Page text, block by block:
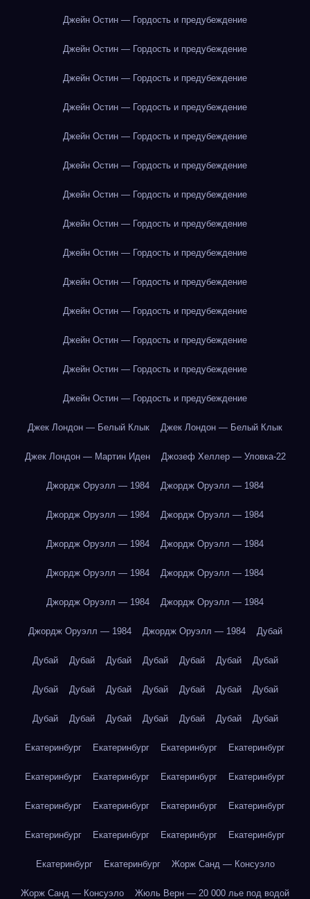
Джейн Остин — Гордость и предубеждение
Джейн Остин — Гордость и предубеждение
Джейн Остин — Гордость и предубеждение
Джейн Остин — Гордость и предубеждение
Джейн Остин — Гордость и предубеждение
Джейн Остин — Гордость и предубеждение
Джейн Остин — Гордость и предубеждение
Джейн Остин — Гордость и предубеждение
Джейн Остин — Гордость и предубеждение
Джейн Остин — Гордость и предубеждение
Джейн Остин — Гордость и предубеждение
Джейн Остин — Гордость и предубеждение
Джейн Остин — Гордость и предубеждение
Джейн Остин — Гордость и предубеждение
Джек Лондон — Белый Клык Джек Лондон — Белый Клык
Джек Лондон — Мартин Иден Джозеф Хеллер — Уловка-22
Джордж Оруэлл — 1984 Джордж Оруэлл — 1984
Джордж Оруэлл — 1984 Джордж Оруэлл — 1984
Джордж Оруэлл — 1984 Джордж Оруэлл — 1984
Джордж Оруэлл — 1984 Джордж Оруэлл — 1984
Джордж Оруэлл — 1984 Джордж Оруэлл — 1984
Джордж Оруэлл — 1984 Джордж Оруэлл — 1984 Дубай
Дубай Дубай Дубай Дубай Дубай Дубай Дубай
Дубай Дубай Дубай Дубай Дубай Дубай Дубай
Дубай Дубай Дубай Дубай Дубай Дубай Дубай
Екатеринбург Екатеринбург Екатеринбург Екатеринбург
Екатеринбург Екатеринбург Екатеринбург Екатеринбург
Екатеринбург Екатеринбург Екатеринбург Екатеринбург
Екатеринбург Екатеринбург Екатеринбург Екатеринбург
Екатеринбург Екатеринбург Жорж Санд — Консуэло
Жорж Санд — Консуэло Жюль Верн — 20 000 лье под водой